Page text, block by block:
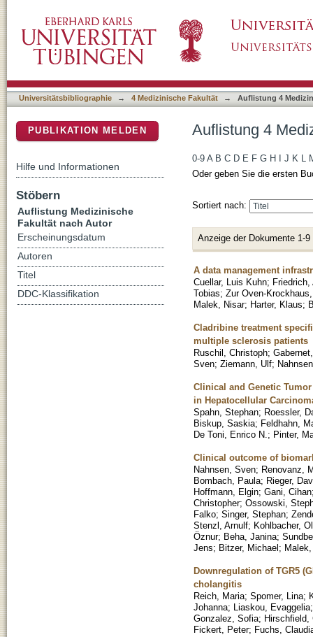
Universitätsbibliographie → 4 Medizinische Fakultät → Auflistung 4
Auflistung 4
0-9 A B C D E F G H J K L
Oder geben Sie die ersten
Sortiert nach:
Anzeige der Dokumente 1-9
A data management
Cuellar, Luis Kuhn; Friedrich,
Tobias; Zur Oven-
Malek, Nisar; Harter, Klaus;
Cladribine treatment
multiple sclerosis patients
Ruschil, Christoph;
Sven; Ziemann, Ulf;
Clinical and Genetic
in Hepatocellular
Spahn, Stephan; Roessler,
Biskup, Saskia; Feldhahn,
De Toni, Enrico N. ; Pinter,
Clinical outcome of
Nahnsen, Sven; Renovanz,
Bombach, Paula; Rieger,
Hoffmann, Elgin; Gani, Cihan
Christopher; Ossowski,
Falko; Singer, Stephan;
Stenzl, Arnulf; Kohlbacher,
Öznur; Beha, Janina;
Jens; Bitzer, Michael;
Downregulation of TGR5
cholangitis
Reich, Maria; Spomer, Lina;
Johanna; Liaskou, Evaggelia
Gonzalez, Sofia; Hirschfield,
Fickert, Peter; Fuchs,
PUBLIKATION MELDEN
Hilfe und Informationen
Stöbern
Auflistung Medizinische
Fakultät nach Autor
Erscheinungsdatum
Autoren
Titel
DDC-Klassifikation